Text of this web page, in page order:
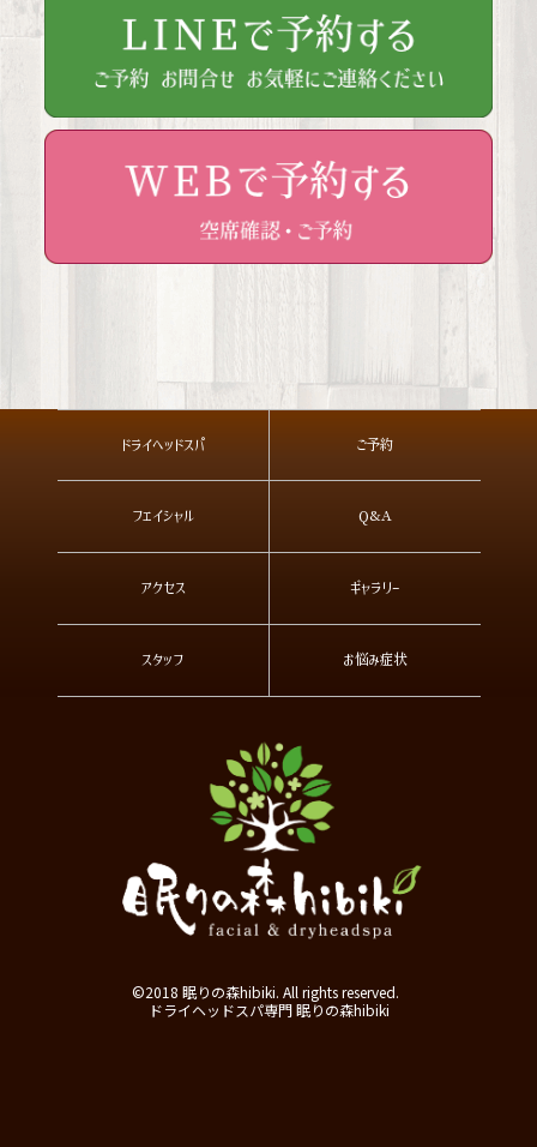
ドライヘッドスパ ご予約
フェイシャル Q&A
アクセス ギャラリー
スタッフ お悩み症状
©2018 眠りの森hibiki. All rights reserved.
ドライヘッドスパ専門 眠りの森hibiki